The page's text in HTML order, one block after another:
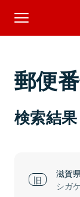
郵便
検索結果
滋賀県
シガ